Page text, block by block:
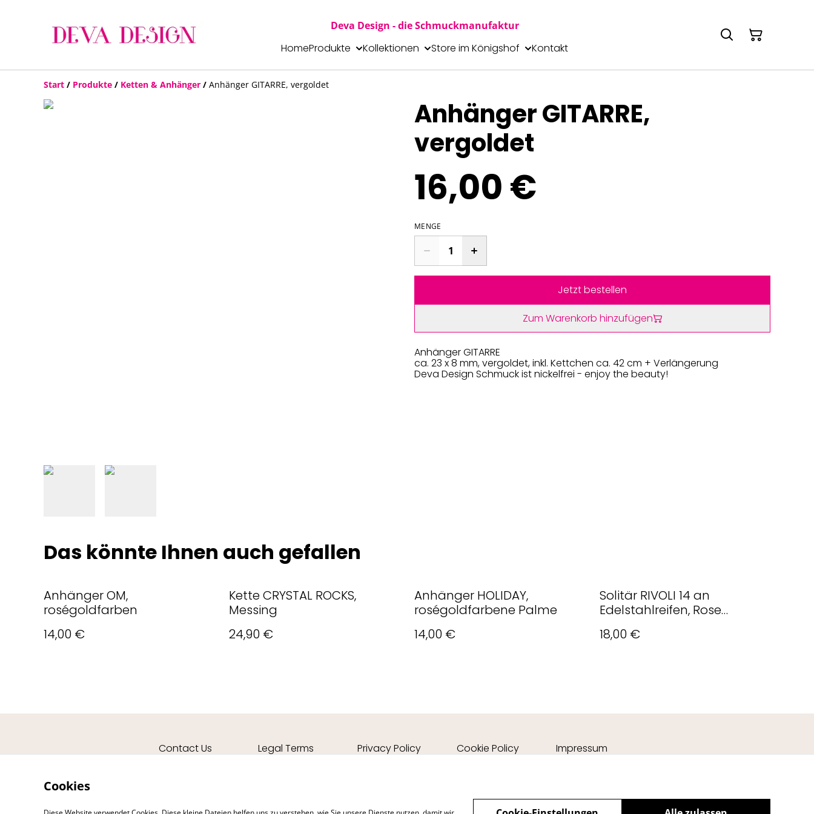
Deva Design - die Schmuckmanufaktur
HomeProdukte Kollektionen Store im Königshof Kontakt
Start / Produkte / Ketten & Anhänger / Anhänger GITARRE, vergoldet
Anhänger GITARRE,
vergoldet
16,00 €
MENGE
Jetzt bestellen
Zum Warenkorb hinzufügen
Anhänger GITARRE
ca. 23 x 8 mm, vergoldet, inkl. Kettchen ca. 42 cm + Verlängerung
Deva Design Schmuck ist nickelfrei - enjoy the beauty!
Das könnte Ihnen auch gefallen
Anhänger OM,
roségoldfarben
14,00 €
Kette CRYSTAL ROCKS,
Messing
24,90 €
Anhänger HOLIDAY,
roségoldfarbene Palme
14,00 €
Solitär RIVOLI 14 an
Edelstahlreifen, Rose
18,00 €
Contact Us Legal Terms Privacy Policy Cookie Policy Impressum
Cookies